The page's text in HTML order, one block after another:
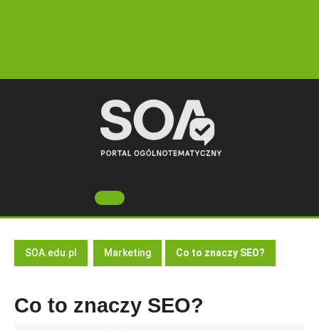
Open
Button
SOA.edu.pl Marketing Co to znaczy SEO?
Co to znaczy SEO?